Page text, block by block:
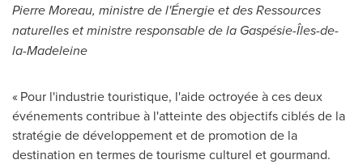
Pierre Moreau, ministre de l'Énergie et des Ressources
naturelles et ministre responsable de la Gaspésie-Îles-de-
la-Madeleine
« Pour l'industrie touristique, l'aide octroyée à ces deux
événements contribue à l'atteinte des objectifs ciblés de la
stratégie de développement et de promotion de la
destination en termes de tourisme culturel et gourmand.